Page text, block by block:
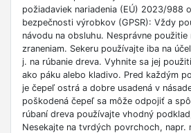
požiadaviek nariadenia (EÚ) 2023/988
bezpečnosti výrobkov (GPSR): Vždy
návodu na obsluhu. Nesprávne
zraneniam. Sekeru používajte iba na
j. na rúbanie dreva. Vyhnite sa jej
ako páku alebo kladivo. Pred každým
je čepeľ ostrá a dobre usadená v
poškodená čepeľ sa môže odpojiť a
rúbaní dreva používajte vhodný
Nesekajte na tvrdých povrchoch, napr.